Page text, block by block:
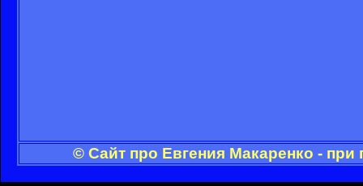
© Сайт про Евгения Макаренко -